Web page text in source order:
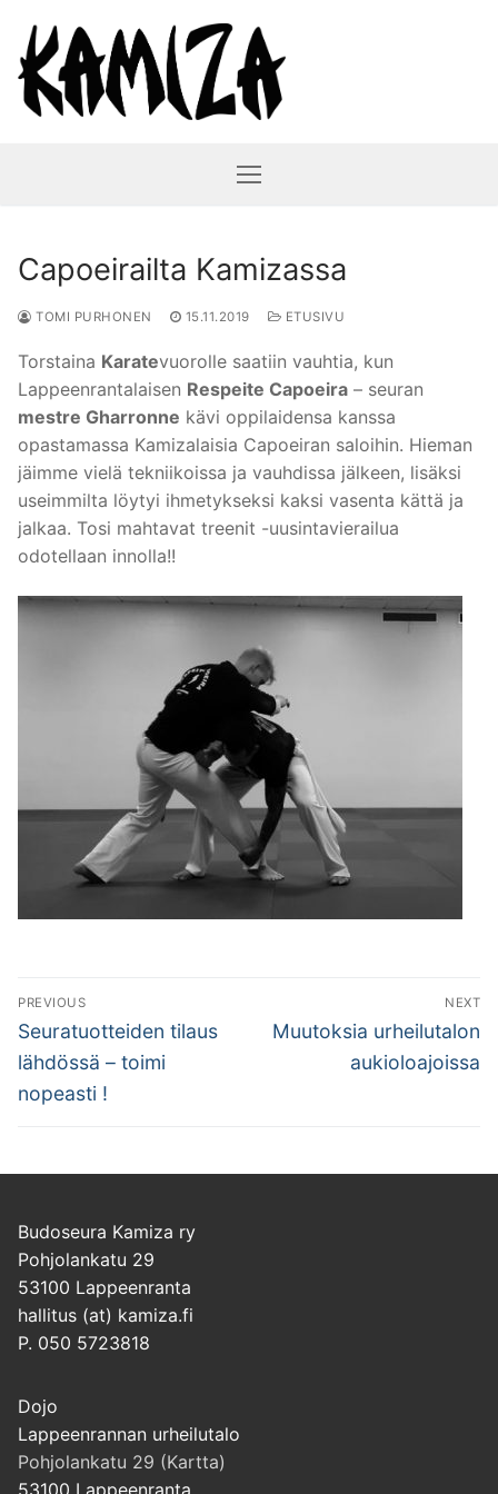
sisältöön
Capoeirailta Kamizassa
TOMI PURHONEN 15.11.2019 ETUSIVU
Torstaina Karatevuorolle saatiin vauhtia, kun
Lappeenrantalaisen Respeite Capoeira – seuran
mestre Gharronne kävi oppilaidensa kanssa
opastamassa Kamizalaisia Capoeiran saloihin. Hieman
jäimme vielä tekniikoissa ja vauhdissa jälkeen, lisäksi
useimmilta löytyi ihmetykseksi kaksi vasenta kättä ja
jalkaa. Tosi mahtavat treenit -uusintavierailua
odotellaan innolla!!
Artikkelien
selaus
PREVIOUS
Previous
post:
Seuratuotteiden tilaus
lähdössä – toimi
nopeasti !
NEXT
Next
Muutoksia urheilutalon
aukioloajoissa
Budoseura Kamiza ry
Pohjolankatu 29
53100 Lappeenranta
hallitus (at) kamiza.fi
P. 050 5723818
Dojo
Lappeenrannan urheilutalo
Pohjolankatu 29 (Kartta)
53100 Lappeenranta